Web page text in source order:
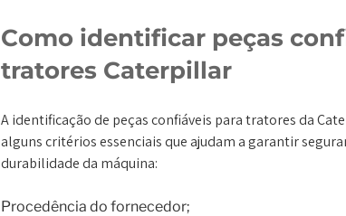
Como identificar peças
tratores Caterpillar
A identificação de peças confiáveis para tratores da
alguns critérios essenciais que ajudam a garantir
durabilidade da máquina:
Procedência do fornecedor;